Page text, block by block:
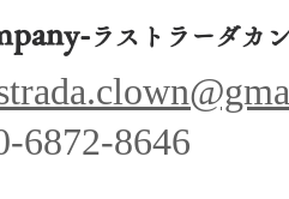
ラストラーダ
6872-8646